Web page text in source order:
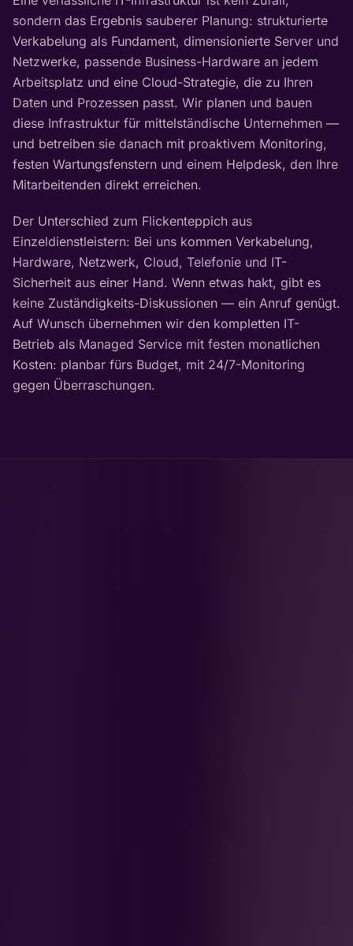
sondern das Ergebnis sauberer Planung: strukturierte
Verkabelung als Fundament, dimensionierte Server und
Netzwerke, passende Business-Hardware an jedem
Arbeitsplatz und eine Cloud-Strategie, die zu Ihren
Daten und Prozessen passt. Wir planen und bauen
diese Infrastruktur für mittelständische Unternehmen —
und betreiben sie danach mit proaktivem Monitoring,
festen Wartungsfenstern und einem Helpdesk, den Ihre
Mitarbeitenden direkt erreichen.
Der Unterschied zum Flickenteppich aus
Einzeldienstleistern: Bei uns kommen Verkabelung,
Hardware, Netzwerk, Cloud, Telefonie und IT-
Sicherheit aus einer Hand. Wenn etwas hakt, gibt es
keine Zuständigkeits-Diskussionen — ein Anruf genügt.
Auf Wunsch übernehmen wir den kompletten IT-
Betrieb als Managed Service mit festen monatlichen
Kosten: planbar fürs Budget, mit 24/7-Monitoring
gegen Überraschungen.